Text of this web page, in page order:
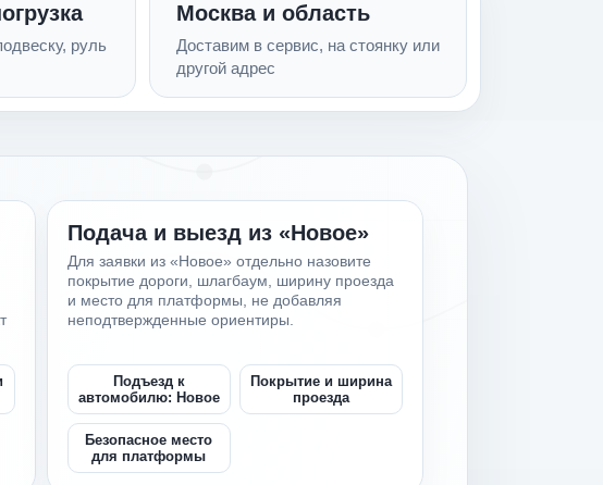
руль
Москва и область
Доставим в сервис, на стоянку или
другой адрес
Подача и выезд из «Новое»
Для заявки из «Новое» отдельно назовите
покрытие дороги, шлагбаум, ширину проезда
и место для платформы, не добавляя
неподтвержденные ориентиры.
Подъезд к
автомобилю: Новое
Покрытие и ширина
проезда
Безопасное место
для платформы